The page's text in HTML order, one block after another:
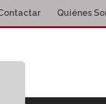
Quiénes